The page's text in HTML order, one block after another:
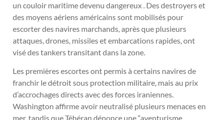
un couloir maritime devenu dangereux . Des destroyers et
des moyens aériens américains sont mobilisés pour
escorter des navires marchands, après que plusieurs
attaques, drones, missiles et embarcations rapides, ont
visé des tankers transitant dans la zone.
Les premières escortes ont permis à certains navires de
franchir le détroit sous protection militaire, mais au prix
d’accrochages directs avec des forces iraniennes.
Washington affirme avoir neutralisé plusieurs menaces en
mer, tandis que Téhéran dénonce une “aventurisme